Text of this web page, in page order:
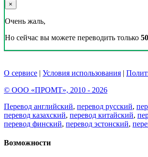
×
Очень жаль,
Но сейчас вы можете переводить только
О сервисе | Условия использования |
© ООО «ПРОМТ», 2010 - 2026
Перевод английский, перевод русский,
перевод казахский, перевод китайский,
перевод финский, перевод эстонский,
Возможности